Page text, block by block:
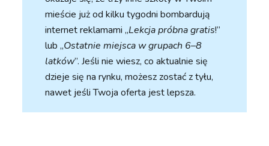
mieście już od kilku tygodni bombardują
internet reklamami „Lekcja próbna gratis!”
lub „Ostatnie miejsca w grupach 6–8
latków”. Jeśli nie wiesz, co aktualnie się
dzieje się na rynku, możesz zostać z tyłu,
nawet jeśli Twoja oferta jest lepsza.